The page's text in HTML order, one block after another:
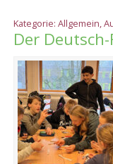
Kategorie: Allgemein,
Der